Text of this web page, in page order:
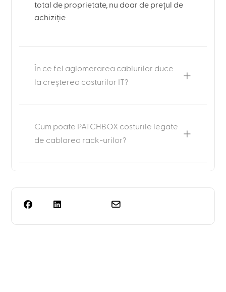
total de proprietate, nu doar de prețul de
achiziție.
În ce fel aglomerarea cablurilor duce
la creșterea costurilor IT?
Cum poate PATCHBOX costurile legate
de cablarea rack-urilor?